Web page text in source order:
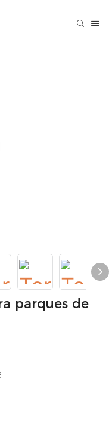
parques de